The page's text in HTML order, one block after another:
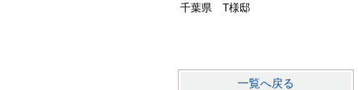
千葉県 T様邸
一覧へ戻る